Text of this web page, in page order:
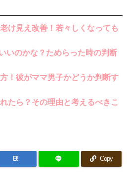
け見え改善！若々しくなっても
いのかな？ためらった時の判断
！彼がママ男子かどうか判断す
たら？その理由と考えるべきこ
B! Copy